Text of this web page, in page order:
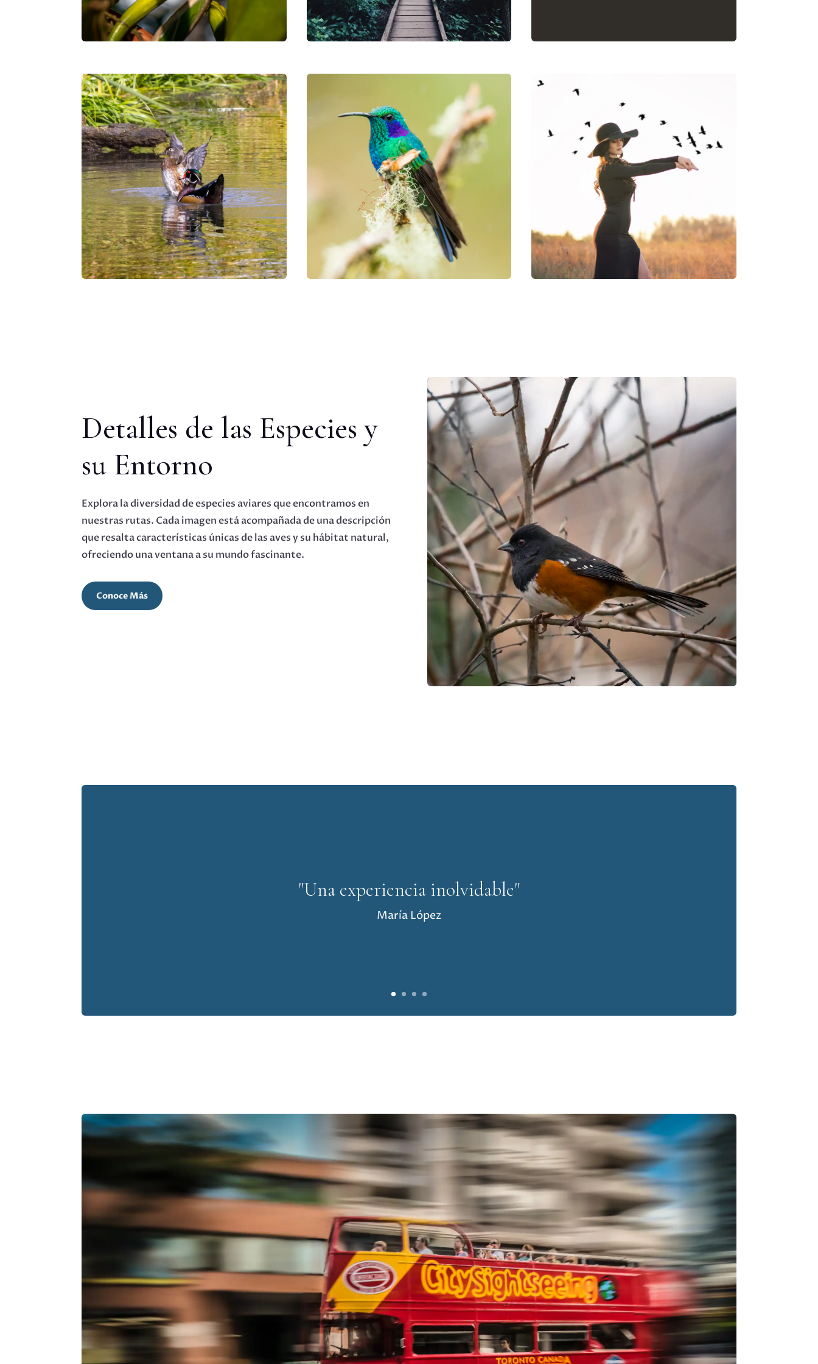
Detalles de las Especies y
su Entorno
Explora la diversidad de especies aviares que encontramos en
nuestras rutas. Cada imagen está acompañada de una descripción
que resalta características únicas de las aves y su hábitat natural,
ofreciendo una ventana a su mundo fascinante.
Conoce Más
"Una experiencia inolvidable"
María López